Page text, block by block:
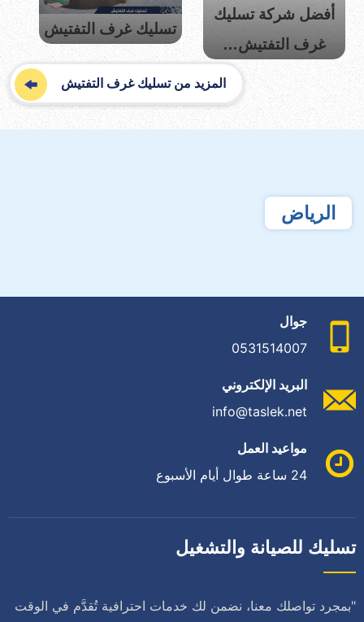
أفضل شركة تسليك
غرف التفتيش…
تسليك غرف التفتيش
المزيد من تسليك غرف التفتيش
الرياض
جوال
0531514007
البريد الإلكتروني
info@taslek.net
مواعيد العمل
24 ساعة طوال أيام الأسبوع
تسليك للصيانة والتشغيل
"بمجرد تواصلك معنا، نضمن لك خدمات احترافية تُقدَّم في الوقت